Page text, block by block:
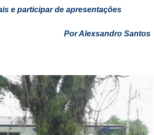
e participar de apresentações
Por Alexsandro Santos